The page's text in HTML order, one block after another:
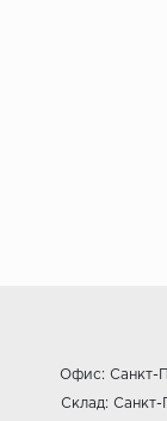
Офис: Санкт-
Склад: Санкт-